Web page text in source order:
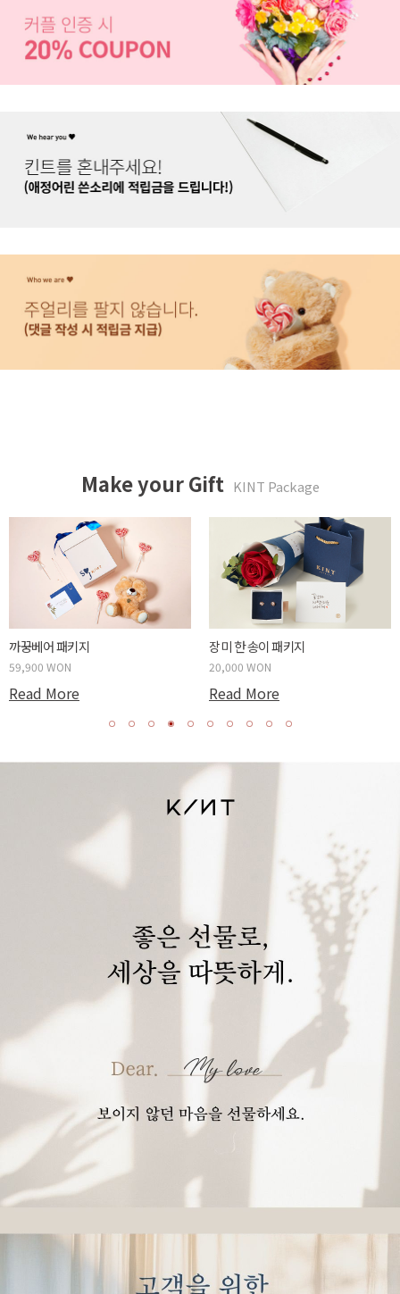
Make your Gift KINT Package
송이 패키지
WON
More
두근두근 박스 패키지
59,900 WON
Read More